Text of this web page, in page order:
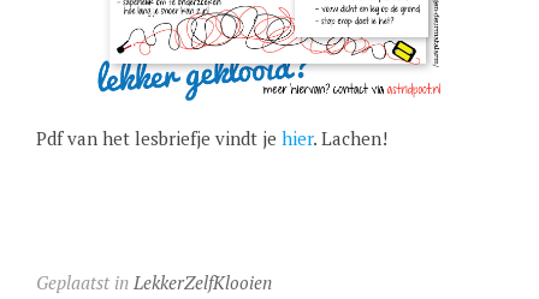
Pdf van het lesbriefje vindt je hier. Lachen!
Geplaatst in LekkerZelfKlooien